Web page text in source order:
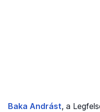
Baka Andrást, a